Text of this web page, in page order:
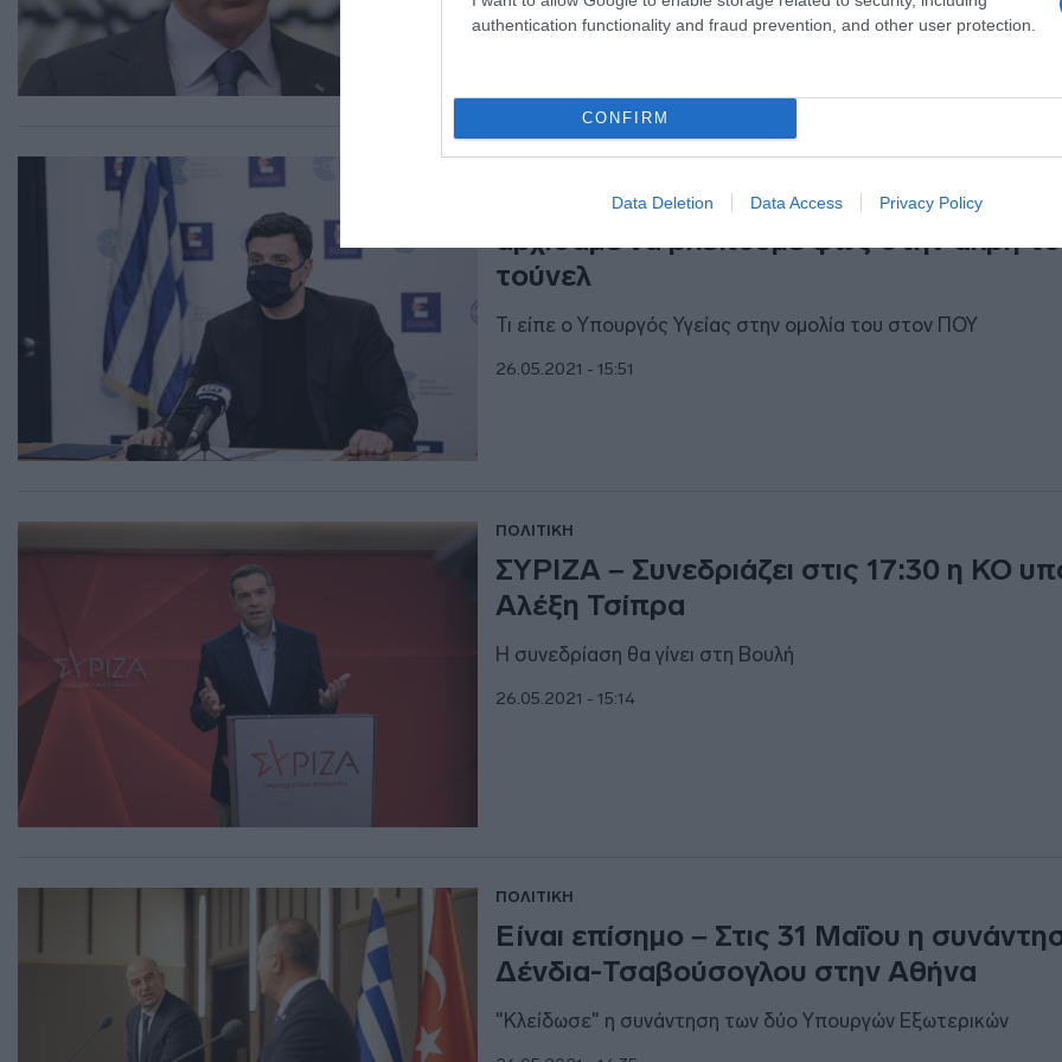
authentication functionality and fraud prevention, and other user protection.
CONFIRM
Data Deletion Data Access Privacy Policy
Κικίλιας στον ΠΟΥ – Με τους
αρχίσαμε να βλέπουμε φως στην άκρη
τούνελ
Τι είπε ο Υπουργός Υγείας στην ομολία του στον ΠΟΥ
26.05.2021 - 15:51
ΠΟΛΙΤΙΚΗ
ΣΥΡΙΖΑ – Συνεδριάζει στις 17:30 η ΚΟ
Αλέξη Τσίπρα
Η συνεδρίαση θα γίνει στη Βουλή
26.05.2021 - 15:14
ΠΟΛΙΤΙΚΗ
Είναι επίσημο – Στις 31 Μαΐου η
Δένδια-Τσαβούσογλου στην Αθήνα
"Κλείδωσε" η συνάντηση των δύο Υπουργών Εξωτερικών